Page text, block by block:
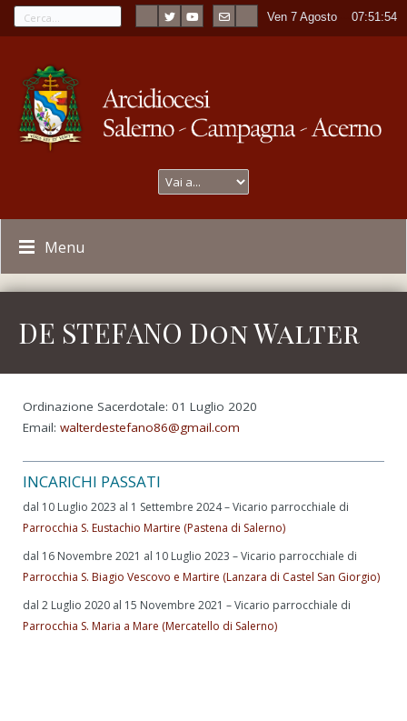
Ven 7 Agosto ----07:51:54
Menu
DE STEFANO Don Walter
Ordinazione Sacerdotale: 01 Luglio 2020
Email: walterdestefano86@gmail.com
INCARICHI PASSATI
dal 10 Luglio 2023 al 1 Settembre 2024 – Vicario parrocchiale di
Parrocchia S. Eustachio Martire (Pastena di Salerno)
dal 16 Novembre 2021 al 10 Luglio 2023 – Vicario parrocchiale di
Parrocchia S. Biagio Vescovo e Martire (Lanzara di Castel San Giorgio)
dal 2 Luglio 2020 al 15 Novembre 2021 – Vicario parrocchiale di
Parrocchia S. Maria a Mare (Mercatello di Salerno)